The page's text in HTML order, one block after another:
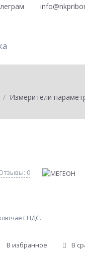
Измерители
0
НДС.
В избранное В